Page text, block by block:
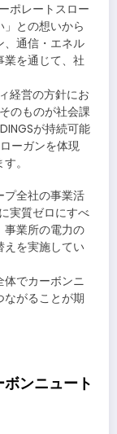
ポレートスロー
との想いから
、通信・エネル
業を通じて、社
経営の方針にお
のものが社会課
が持続可能
ーガンを体現
。
プ全社の事業活
実質ゼロにすべ
事業所の電力の
えを実施してい
でカーボンニ
ながることが期
ンニュート